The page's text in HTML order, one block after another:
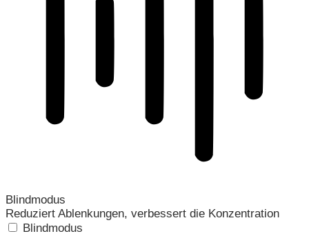
Blindmodus
Reduziert Ablenkungen, verbessert die Konzentration
Blindmodus